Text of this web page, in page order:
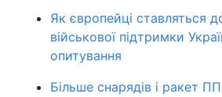
Як європейці ставляться
військової підтримки
опитування
Більше снарядів і ракет